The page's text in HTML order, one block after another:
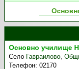
Основно училище
Село Гавраилово,
Телефон:02170